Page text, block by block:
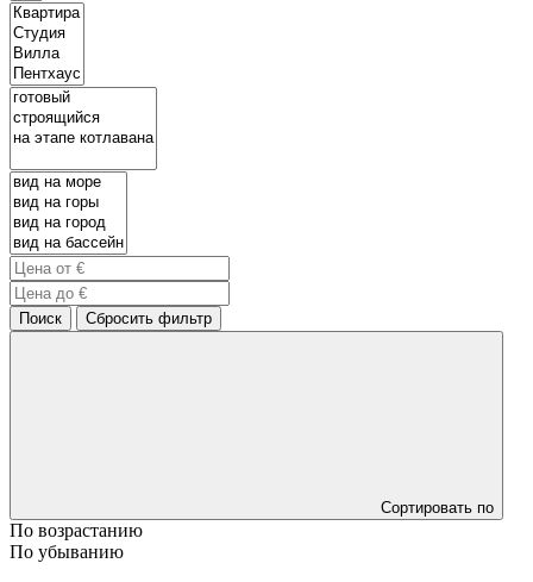
Поиск Сбросить фильтр
Сортировать по
По возрастанию
По убыванию